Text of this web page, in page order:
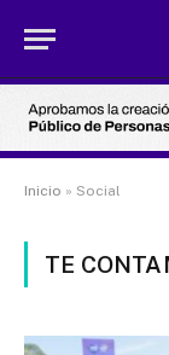
Inicio » Social
TE